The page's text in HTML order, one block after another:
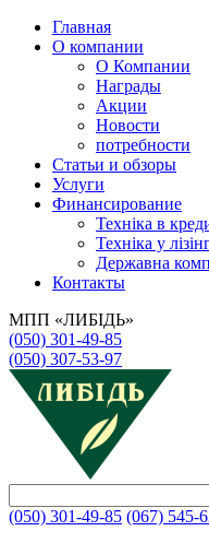
Главная
О компании
О Компании
Награды
Акции
Новости
потребности
Статьи и обзоры
Услуги
Финансирование
Техніка в
Техніка у
Державна
Контакты
МПП «ЛИБІДЬ»
(050) 301-49-85
(050) 307-53-97
(050) 301-49-85 (067) 545-